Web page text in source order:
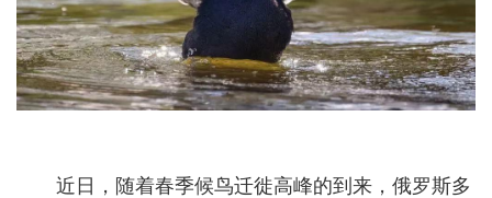
近日，随着春季候鸟迁徙高峰的到来，俄罗斯多